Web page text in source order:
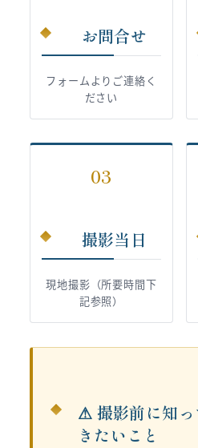
お問合せ
フォームよりご連絡く
ださい
03
撮影当日
現地撮影（所要時間下
記参照）
⚠ 撮影前に知
きたいこと